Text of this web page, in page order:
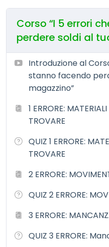
Il problema è il modo in cui
Ogni giorno entro in
funzionare…
ma in realtà si stanno
E la cosa più grave è questa:
gli errori più costosi
In questo corso ti mostro i
magazzini delle PMI
e soprattutto come
Non troverai teoria inutile
Cosa
Corso “I 5 errori
perdere soldi al
Introduzione al
stanno facendo
magazzino”
1 ERRORE:
TROVARE
QUIZ 1 ERRORE:
TROVARE
2 ERRORE:
QUIZ 2 ERRORE:
3 ERRORE:
QUIZ 3 ERRORE: